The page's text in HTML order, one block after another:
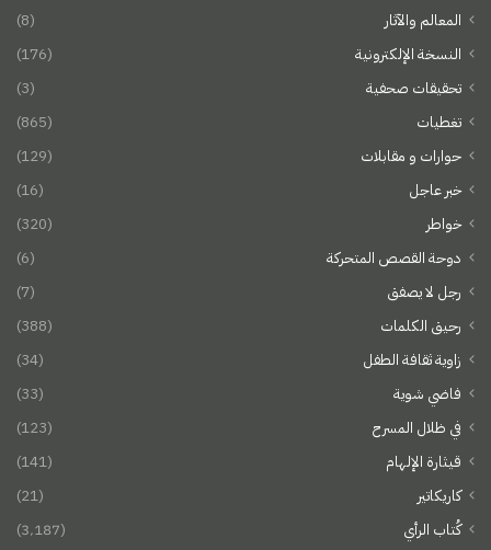
المعالم والآثار
(8)
النسخة الإلكترونية
(176)
تحقيقات صحفية
(3)
تغطيات
(865)
حوارات و مقابلات
(129)
خبر عاجل
(16)
خواطر
(320)
دوحة القصص المتحركة
(6)
رجل لا يصفق
(7)
رحيق الكلمات
(388)
زاوية ثقافة الطفل
(34)
فاضي شوية
(33)
في ظلال المسرح
(123)
قيثارة الإلهام
(141)
كاريكاتير
(21)
كُتاب الرأي
(3٬187)